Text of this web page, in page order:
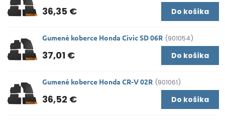
36,35 € Do košíka
Gumené koberce Honda Civic SD 06R (901054)
37,01 € Do košíka
Gumené koberce Honda CR-V 02R (901061)
36,52 € Do košíka